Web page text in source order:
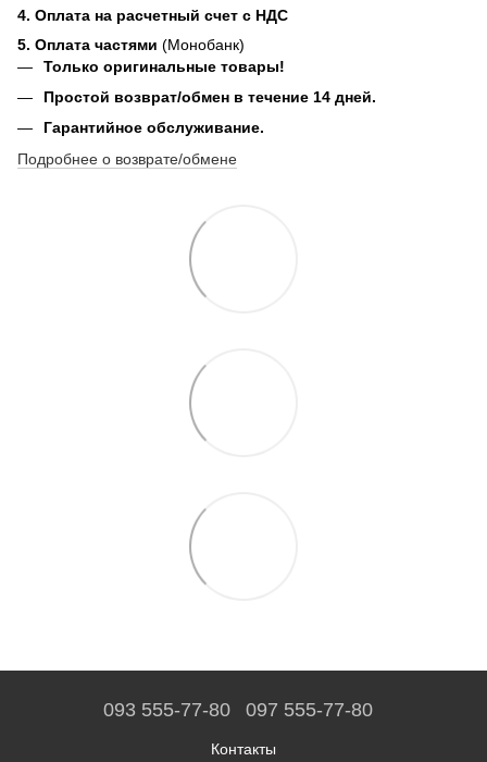
4. Оплата на расчетный счет с НДС
5. Оплата частями (Монобанк)
Только оригинальные товары!
Простой возврат/обмен в течение 14 дней.
Гарантийное обслуживание.
Подробнее о возврате/обмене
093 555-77-80 097 555-77-80
Контакты